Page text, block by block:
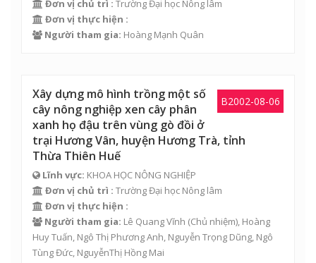
Đơn vị chủ trì : Trường Đại học Nông lâm
Đơn vị thực hiện :
Người tham gia: Hoàng Mạnh Quân
B2002-08-06
Xây dựng mô hình trồng một số
cây nông nghiệp xen cây phân
xanh họ đậu trên vùng gò đồi ở
trại Hương Vân, huyện Hương Trà, tỉnh
Thừa Thiên Huế
Lĩnh vực: KHOA HỌC NÔNG NGHIỆP
Đơn vị chủ trì : Trường Đại học Nông lâm
Đơn vị thực hiện :
Người tham gia: Lê Quang Vĩnh (Chủ nhiệm), Hoàng
Huy Tuấn Ngô Thị Phương Anh Nguyễn Trọng Dũng Ngô
Tùng Đức NguyễnThị Hồng Mai